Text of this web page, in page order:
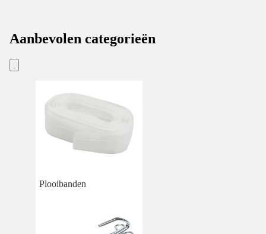
Aanbevolen categorieën
Plooibanden